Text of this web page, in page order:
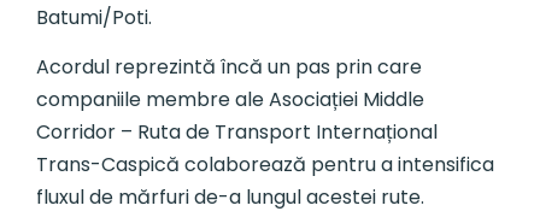
Batumi/Poti.
Acordul reprezintă încă un pas prin care
companiile membre ale Asociației Middle
Corridor – Ruta de Transport Internațional
Trans-Caspică colaborează pentru a intensifica
fluxul de mărfuri de-a lungul acestei rute.